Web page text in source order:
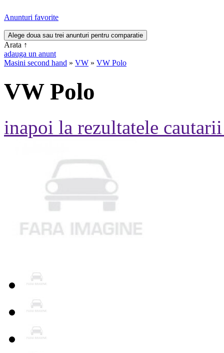
Anunturi favorite
Arata ↑
adauga un anunt
Masini second hand » VW » VW Polo
VW Polo
inapoi la rezultatele